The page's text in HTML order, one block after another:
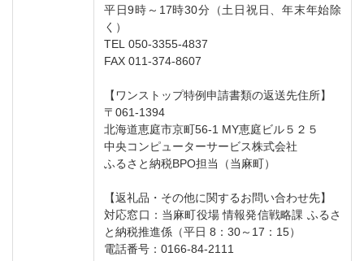
平日9時～17時30分（土日祝日、年末年始除
く）
TEL 050-3355-4837
FAX 011-374-8607
【ワンストップ特例申請書類の返送先住所】
〒061-1394
北海道恵庭市京町56-1 MY恵庭ビル５２５
中央コンピューターサービス株式会社
ふるさと納税BPO担当（当麻町）
【返礼品・その他に関するお問い合わせ先】
対応窓口：当麻町役場 情報発信戦略課 ふるさ
と納税推進係（平日 8：30～17：15）
電話番号：0166-84-2111